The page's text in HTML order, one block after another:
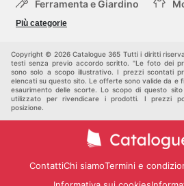
Ferramenta e Giardino
Bambini e Neonati
Più categorie
Copyright © 2026 Catalogue 365 Tutti i diritti
testi senza previo accordo scritto. "Le foto dei
sono solo a scopo illustrativo. I prezzi scontati
elencati su questo sito. Le offerte sono valide da e
esaurimento delle scorte. Lo scopo di questo
utilizzato per rivendicare i prodotti. I prezzi
posizione.
ContattiChi siamoTermini e